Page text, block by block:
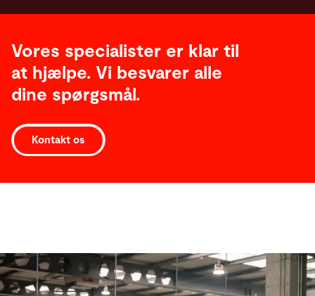
Vores specialister er klar til
at hjælpe. Vi besvarer alle
dine spørgsmål.
Kontakt os